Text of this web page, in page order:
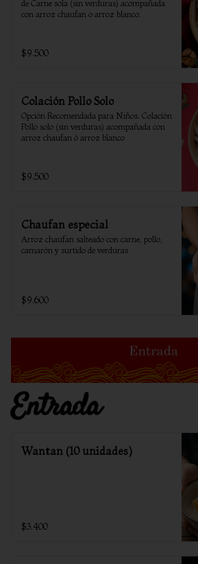
de Carne sola (sin verduras) acompañada
con arroz chaufan o arroz blanco.
$9.500
Colación Pollo Solo
Opción Recomendada para Niños. Colación
Pollo solo (sin verduras) acompañada con
arroz chaufan ó arroz blanco
$9.500
Chaufan especial
Arroz chaufan salteado con carne, pollo,
camarón y surtido de verduras
$9.600
Entrada
Wantan (10 unidades)
$3.400